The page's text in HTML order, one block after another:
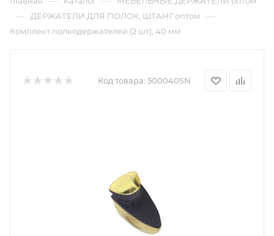
— ДЕРЖАТЕЛИ ДЛЯ ПОЛОК, ШТАНГ оптом —
Комплект полкодержателей (2 шт), 40 мм
Код товара: 500040SN